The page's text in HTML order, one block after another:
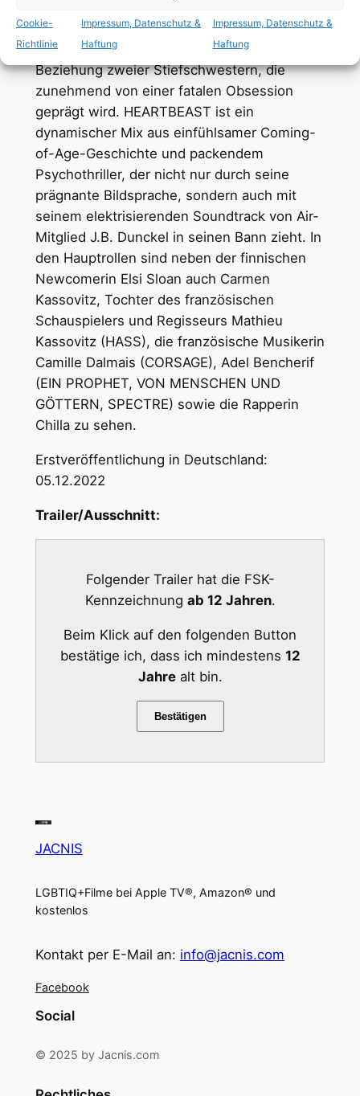
Cookie-
Richtlinie
Impressum, Datenschutz &
Haftung
Impressum, Datenschutz &
Haftung
Spielfilmdebüt HEARTBEAST beschreibt die
finnische Regisseurin Aino Suni die
Beziehung zweier Stiefschwestern, die
zunehmend von einer fatalen Obsession
geprägt wird. HEARTBEAST ist ein
dynamischer Mix aus einfühlsamer Coming-
of-Age-Geschichte und packendem
Psychothriller, der nicht nur durch seine
prägnante Bildsprache, sondern auch mit
seinem elektrisierenden Soundtrack von Air-
Mitglied J.B. Dunckel in seinen Bann zieht. In
den Hauptrollen sind neben der finnischen
Newcomerin Elsi Sloan auch Carmen
Kassovitz, Tochter des französischen
Schauspielers und Regisseurs Mathieu
Kassovitz (HASS), die französische Musikerin
Camille Dalmais (CORSAGE), Adel Bencherif
(EIN PROPHET, VON MENSCHEN UND
GÖTTERN, SPECTRE) sowie die Rapperin
Chilla zu sehen.
Erstveröffentlichung in Deutschland:
05.12.2022
Trailer/Ausschnitt:
Folgender Trailer hat die FSK-
Kennzeichnung ab 12 Jahren.
Beim Klick auf den folgenden Button
bestätige ich, dass ich mindestens 12
Jahrealt bin.
Bestätigen
JACNIS
LGBTIQ+Filme bei Apple TV®, Amazon® und
kostenlos
Kontakt per E-Mail an: info@jacnis.com
Facebook
Social
© 2025 by Jacnis.com